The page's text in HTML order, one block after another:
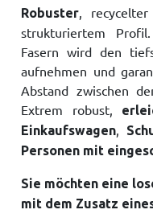
Robuster,
strukturiertem
Fasern wird den
aufnehmen und
Abstand zwischen
Extrem robust,
Einkaufswagen,
Personen mit
Sie möchten eine
mit dem Zusatz